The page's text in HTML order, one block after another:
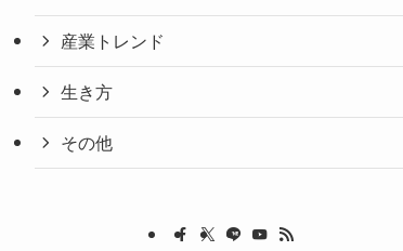
産業トレンド
生き方
その他